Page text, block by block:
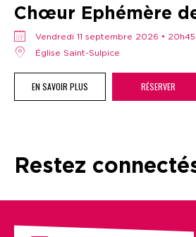
Chœur Ephémère
vendredi 11 septembre 2026 • 20h45
Église Saint-Sulpice
EN SAVOIR PLUS RÉSERVER
Restez